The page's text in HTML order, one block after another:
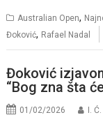
Australian Open,
Đoković, Rafael Nadal
Đoković
“Bog zna šta
01/02/2026 I. Ć.